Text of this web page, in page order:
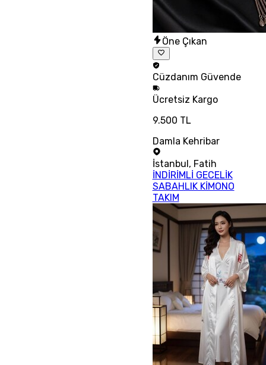
Öne Çıkan
Cüzdanım Güvende
Ücretsiz Kargo
9.500 TL
Damla Kehribar
İstanbul , Fatih
İNDİRİMLİ GECELİK
SABAHLIK KİMONO
TAKIM